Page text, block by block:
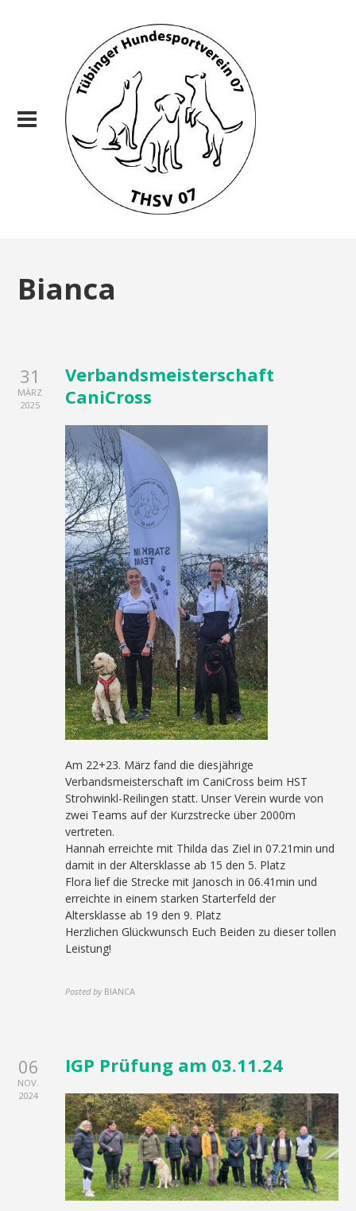
Bianca
31
MÄRZ
2025
Verbandsmeisterschaft
CaniCross
Am 22+23. März fand die diesjährige
Verbandsmeisterschaft im CaniCross beim HST
Strohwinkl-Reilingen statt. Unser Verein wurde von
zwei Teams auf der Kurzstrecke über 2000m
vertreten.
Hannah erreichte mit Thilda das Ziel in 07.21min und
damit in der Altersklasse ab 15 den 5. Platz
Flora lief die Strecke mit Janosch in 06.41min und
erreichte in einem starken Starterfeld der
Altersklasse ab 19 den 9. Platz
Herzlichen Glückwunsch Euch Beiden zu dieser tollen
Leistung!
Posted by BIANCA
06
NOV.
2024
IGP Prüfung am 03.11.24